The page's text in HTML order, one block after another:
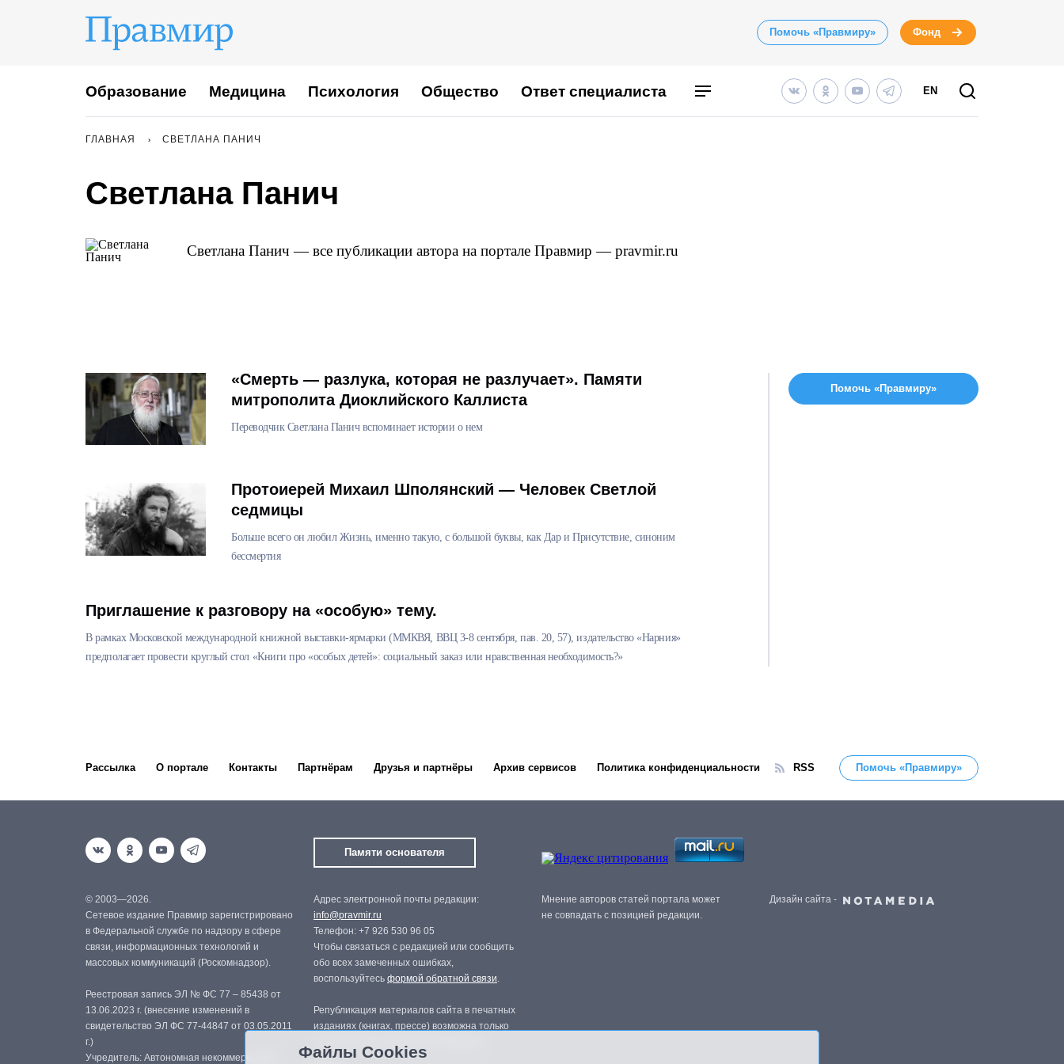
Помочь «Правмиру» Фонд
Образование Медицина Психология Общество Ответ специалиста EN
ГЛАВНАЯ СВЕТЛАНА ПАНИЧ
Светлана Панич
Светлана Панич — все публикации автора на портале Правмир — pravmir.ru
«Смерть — разлука, которая не разлучает». Памяти
митрополита Диоклийского Каллиста
Переводчик Светлана Панич вспоминает истории о нем
Протоиерей Михаил Шполянский — Человек Светлой
седмицы
Больше всего он любил Жизнь, именно такую, с большой буквы, как Дар и Присутствие, синоним
бессмертия
Приглашение к разговору на «особую» тему.
В рамках Московской международной книжной выставки-ярмарки (ММКВЯ, ВВЦ 3-8 сентября, пав. 20, 57), издательство «Нарния»
предполагает провести круглый стол «Книги про «особых детей»: социальный заказ или нравственная необходимость?»
Помочь «Правмиру»
Рассылка О портале Контакты Партнёрам Друзья и партнёры Архив сервисов Политика конфиденциальности RSS Помочь «Правмиру»
Памяти основателя
© 2003—2026.
Сетевое издание Правмир зарегистрировано
в Федеральной службе по надзору в сфере
связи, информационных технологий и
массовых коммуникаций (Роскомнадзор).
Реестровая запись ЭЛ № ФС 77 – 85438 от
13.06.2023 г. (внесение изменений в
свидетельство ЭЛ ФС 77-44847 от 03.05.2011
г.)
Учредитель: Автономная некоммерческая
Адрес электронной почты редакции:
info@pravmir.ru
Телефон: +7 926 530 96 05
Чтобы связаться с редакцией или сообщить
обо всех замеченных ошибках,
воспользуйтесь формой обратной связи.
Републикация материалов сайта в печатных
изданиях (книгах, прессе) возможна только
Мнение авторов статей портала может
не совпадать с позицией редакции.
Дизайн сайта -
Файлы Cookies